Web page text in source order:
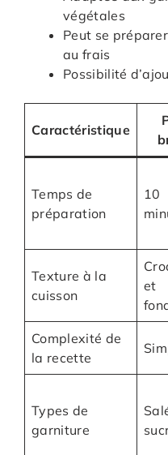
végétales
Peut se
au frais
Possibilité
Caractéristique
Temps de
préparation
10
Texture à la
cuisson
et
Complexité de
la recette
Types de
garniture